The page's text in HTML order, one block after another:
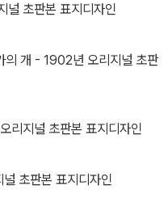
초판본 표지디자인
의 개 - 1902년 오리지널 초판
리지널 초판본 표지디자인
초판본 표지디자인